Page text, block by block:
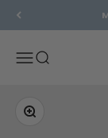
Zum Inhalt springen
MenüSuche
Bild vergrößern